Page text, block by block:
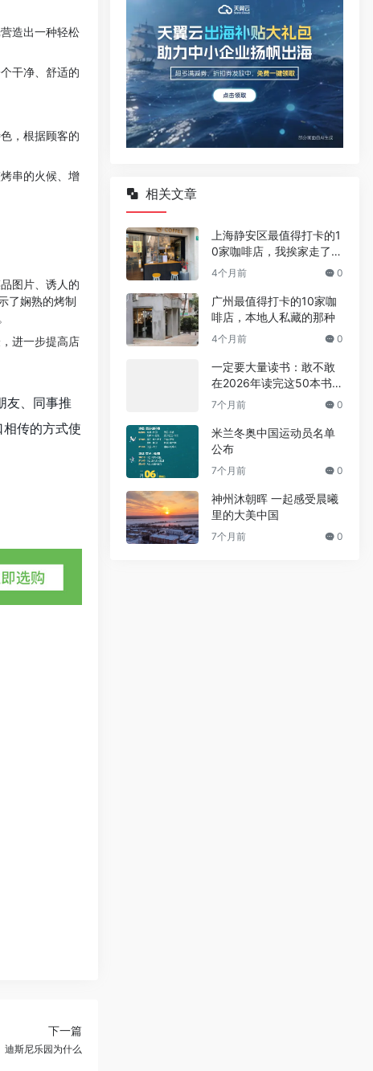
造出一种轻松
干净、舒适的
，根据顾客的
串的火候、增
图片、诱人的
了娴熟的烤制
进一步提高店
友、同事推
传的方式使
下一篇
迪斯尼乐园为什么
相关文章
上海静安区最值得打卡的1
0家咖啡店，我挨家走了一
遍
4个月前 0
广州最值得打卡的10家咖
啡店，本地人私藏的那种
4个月前 0
一定要大量读书：敢不敢
在2026年读完这50本书
（附2026年书单）
7个月前 0
米兰冬奥中国运动员名单
公布
7个月前 0
神州沐朝晖 一起感受晨曦
里的大美中国
7个月前 0